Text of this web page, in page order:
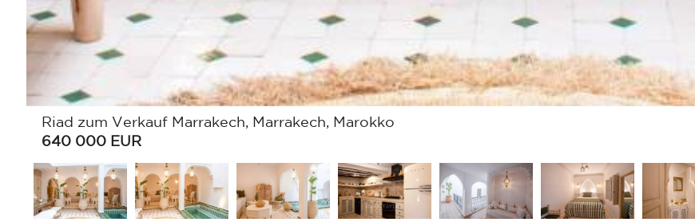
Riad zum Verkauf Marrakech, Marrakech, Marokko
640 000 EUR